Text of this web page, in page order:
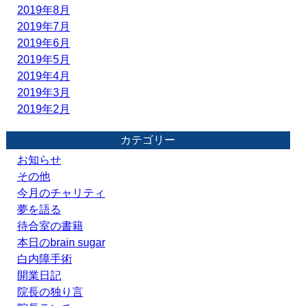
2019年8月
2019年7月
2019年6月
2019年5月
2019年4月
2019年3月
2019年2月
カテゴリー
お知らせ
その他
今月のチャリティ
夢を語る
待合室の書籍
本日のbrain sugar
白内障手術
開業日記
院長の独り言